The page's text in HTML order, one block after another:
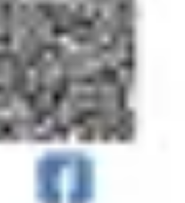
Techniques de GestionIrrigation et Hydratation